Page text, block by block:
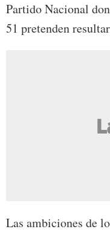
Partido Nacional
51 pretenden
Las ambiciones de